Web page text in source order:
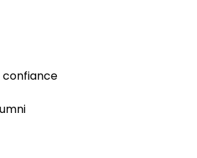
confiance